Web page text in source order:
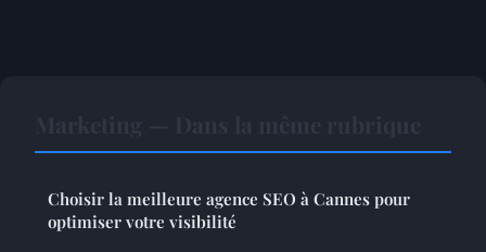
Choisir la meilleure agence SEO à Cannes pour
optimiser votre visibilité